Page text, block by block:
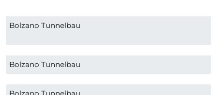
Bolzano Tunnelbau
Bolzano Tunnelbau